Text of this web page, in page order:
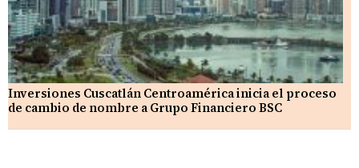
Inversiones Cuscatlán Centroamérica inicia el proceso
de cambio de nombre a Grupo Financiero BSC